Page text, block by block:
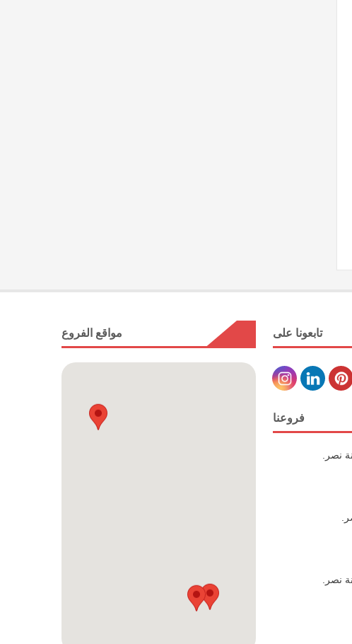
مواقع الفروع تابعونا على
فروعنا